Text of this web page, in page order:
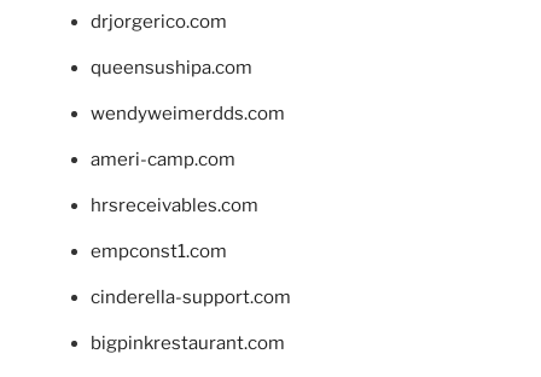
drjorgerico.com
queensushipa.com
wendyweimerdds.com
ameri-camp.com
hrsreceivables.com
empconst1.com
cinderella-support.com
bigpinkrestaurant.com